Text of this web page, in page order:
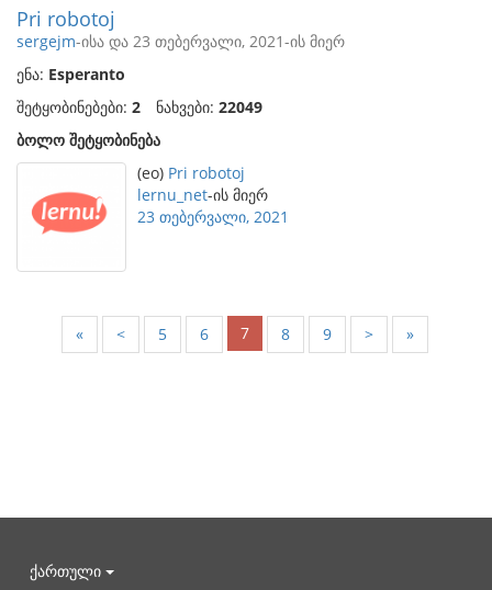
Pri robotoj
sergejm-ისა და 23 თებერვალი, 2021-ის მიერ
ენა: Esperanto
შეტყობინებები: 2 ნახვები: 22049
ბოლო შეტყობინება
(eo) Pri robotoj
lernu_net-ის მიერ
23 თებერვალი, 2021
« < 5 6 7 8 9 > »
ქართული